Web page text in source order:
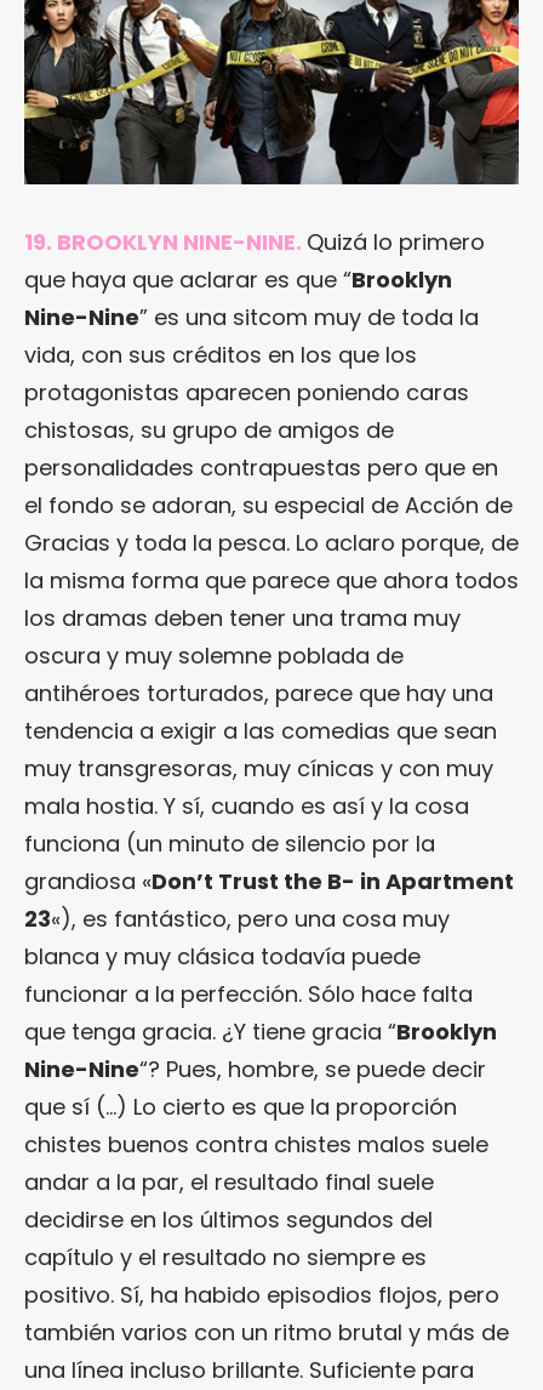
19. BROOKLYN NINE-NINE. Quizá lo primero
que haya que aclarar es que “Brooklyn
Nine-Nine” es una sitcom muy de toda la
vida, con sus créditos en los que los
protagonistas aparecen poniendo caras
chistosas, su grupo de amigos de
personalidades contrapuestas pero que en
el fondo se adoran, su especial de Acción de
Gracias y toda la pesca. Lo aclaro porque, de
la misma forma que parece que ahora todos
los dramas deben tener una trama muy
oscura y muy solemne poblada de
antihéroes torturados, parece que hay una
tendencia a exigir a las comedias que sean
muy transgresoras, muy cínicas y con muy
mala hostia. Y sí, cuando es así y la cosa
funciona (un minuto de silencio por la
grandiosa «Don’t Trust the B- in Apartment
23«), es fantástico, pero una cosa muy
blanca y muy clásica todavía puede
funcionar a la perfección. Sólo hace falta
que tenga gracia. ¿Y tiene gracia “Brooklyn
Nine-Nine“? Pues, hombre, se puede decir
que sí (…) Lo cierto es que la proporción
chistes buenos contra chistes malos suele
andar a la par, el resultado final suele
decidirse en los últimos segundos del
capítulo y el resultado no siempre es
positivo. Sí, ha habido episodios flojos, pero
también varios con un ritmo brutal y más de
una línea incluso brillante. Suficiente para